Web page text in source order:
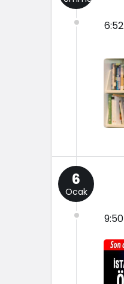
6:52
6
Ocak
9:50